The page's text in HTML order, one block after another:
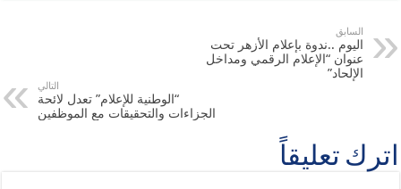
السابق
اليوم ..ندوة بإعلام الأزهر تحت
عنوان “الإعلام الرقمي ومداخل
الإلحاد”
التالي
“الوطنية للإعلام” تعدل لائحة
الجزاءات والتحقيقات مع الموظفين
اترك تعليقاً